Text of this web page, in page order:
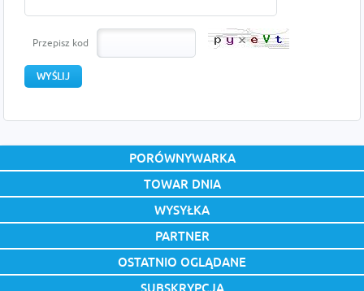
Przepisz kod
PORÓWNYWARKA
TOWAR DNIA
WYSYŁKA
PARTNER
OSTATNIO OGLĄDANE
SUBSKRYPCJA